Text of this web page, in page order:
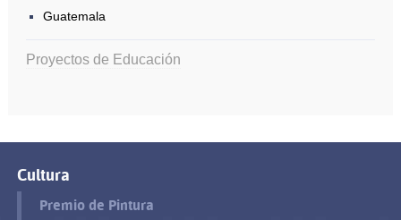
Guatemala
Proyectos de Educación
Cultura
Premio de Pintura